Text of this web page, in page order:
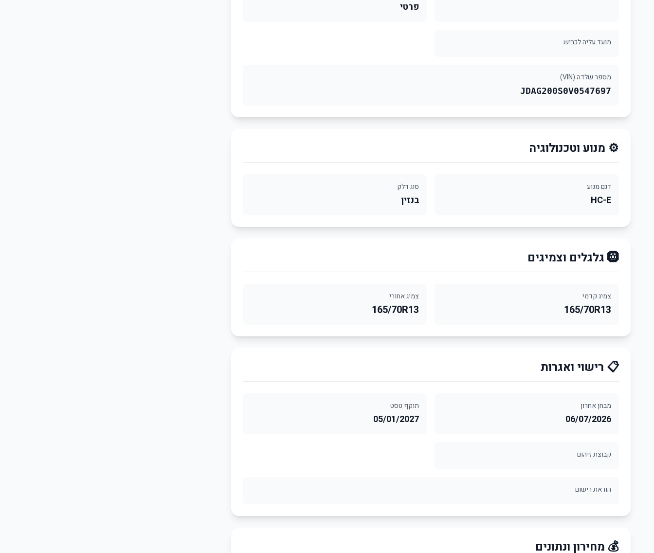
פרטי
מועד עליה לכביש
מספר שלדה (VIN)
JDAG200S0V0547697
⚙️ מנוע וטכנולוגיה
דגם מנוע
HC-E
סוג דלק
בנזין
🛞 גלגלים וצמיגים
צמיג קדמי
165/70R13
צמיג אחורי
165/70R13
📋 רישוי ואגרות
מבחן אחרון
06/07/2026
תוקף טסט
05/01/2027
קבוצת זיהום
הוראת רישום
💰 מחירון ונתונים